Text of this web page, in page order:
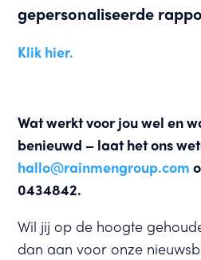
gepersonaliseerde
Klik hier.
Wat werkt voor jou wel en
benieuwd – laat het ons
hallo@rainmengroup.com
0434842.
Wil jij op de hoogte
dan aan voor onze